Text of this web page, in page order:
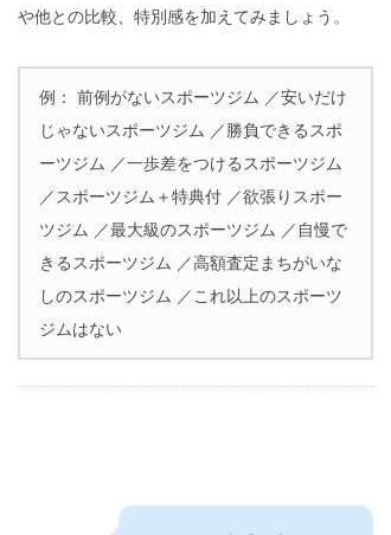
や他との比較、特別感を加えてみましょう。
例： 前例がないスポーツジム ／安いだけ
じゃないスポーツジム ／勝負できるスポ
ーツジム ／一歩差をつけるスポーツジム
／スポーツジム＋特典付 ／欲張りスポー
ツジム ／最大級のスポーツジム ／自慢で
きるスポーツジム ／高額査定まちがいな
しのスポーツジム ／これ以上のスポーツ
ジムはない